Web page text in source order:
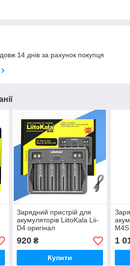
14 днів за рахунок покупця
Зарядний пристрій для
акумуляторів LiitoKala Lii-
D4 оригінал
920₴
Купити
M4S
1